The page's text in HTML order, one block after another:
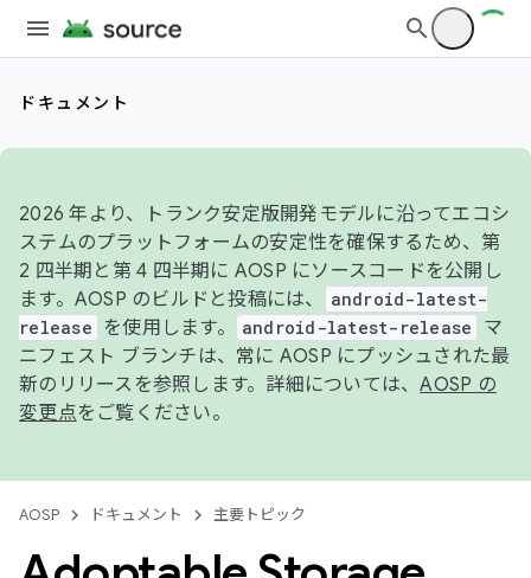
ドキュメント
2026 年より、トランク安定版開発モデルに沿ってエコシ
ステムのプラットフォームの安定性を確保するため、第
2 四半期と第 4 四半期に AOSP にソースコードを公開し
ます。AOSP のビルドと投稿には、
android-latest-
release
を使用します。 android-latest-release
マ
ニフェスト ブランチは、常に AOSP にプッシュされた最
新のリリースを参照します。詳細については、AOSP の
変更点をご覧ください。
AOSP ドキュメント 主要トピック